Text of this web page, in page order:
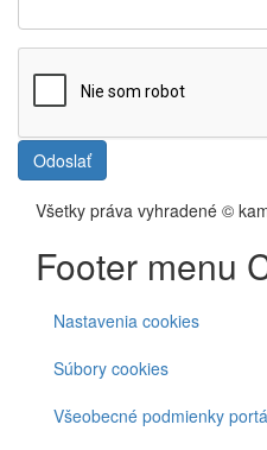
Odoslať
Všetky práva vyhradené ©
Footer menu
Nastavenia cookies
Súbory cookies
Všeobecné podmienky